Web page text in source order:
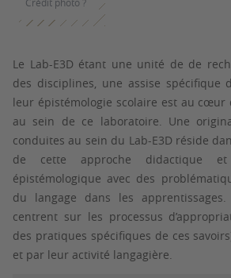
Le Lab-E3D étant une unité de de
des disciplines, une assise spécifique
leur épistémologie scolaire est au cœur
au sein de ce laboratoire. Une
conduites au sein du Lab-E3D réside
de cette approche didactique
épistémologique avec des
du langage dans les
centrent sur les processus
des pratiques spécifiques de ces
et par leur activité langagière.